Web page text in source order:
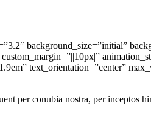
background_size=”initial”
text_orientation=”center”
per conubia nostra, per inceptos